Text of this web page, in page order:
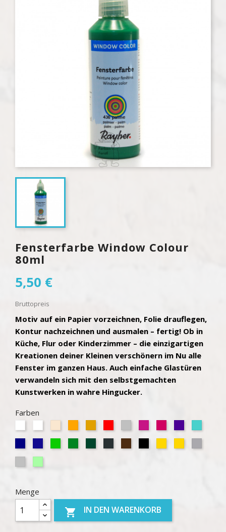
Fensterfarbe Window Colour
80ml
5,50 €
Bruttopreis
Motiv auf ein Papier vorzeichnen, Folie drauflegen,
Kontur nachzeichnen und ausmalen – fertig! Ob in
Küche, Flur oder Kinderzimmer – die einzigartigen
Kreationen deiner Kleinen verschönern im Nu alle
Fenster im ganzen Haus. Auch einfache Glastüren
verwandeln sich mit den selbstgemachten
Kunstwerken in wahre Hingucker.
Farben
(Hautfarbe)
RotlilaKlassikrot
(Navy)
Kaffeebraun
Schwarz
Kontur
Gold
Glimmer
Silber
Kontur
Nachtleuchtfarbe
Menge
 IN DEN WARENKORB